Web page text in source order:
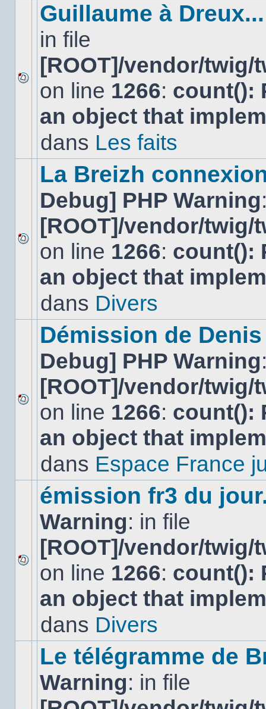
Aucun
nouveau
message
non-
dans
Guillaume à Dreux...
in file
[ROOT]/vendor/
on line 1266: count():
an object that
dans Les faits
Aucun
nouveau
message
non-
dans
La Breizh
Debug] PHP Warning
[ROOT]/vendor/
on line 1266: count():
an object that
dans Divers
Aucun
nouveau
message
non-
dans
sujet.
Démission de
Debug] PHP Warning
[ROOT]/vendor/
on line 1266: count():
an object that
dans Espace France
Aucun
nouveau
message
non-
dans
émission fr3 du
Warning: in file
[ROOT]/vendor/
on line 1266: count():
an object that
dans Divers
Le télégramme de
Warning: in file